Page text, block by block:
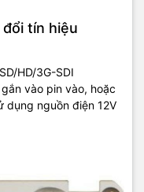
tín hiệu
HD/3G-SDI
vào pin vào, hoặc
dụng nguồn điện 12V